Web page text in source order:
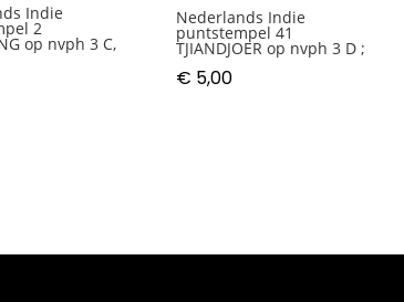
Indie
2
op nvph 3 C,
Nederlands Indie
puntstempel 41
TJIANDJOER op nvph 3 D ;
€ 5,00